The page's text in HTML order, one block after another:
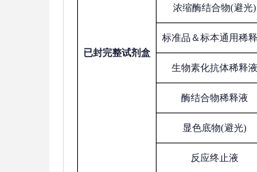
已封完整试剂盒
浓缩酶结合物(避光)
标准品＆标本通用稀
生物素化抗体稀释液
酶结合物稀释液
显色底物(避光)
反应终止液